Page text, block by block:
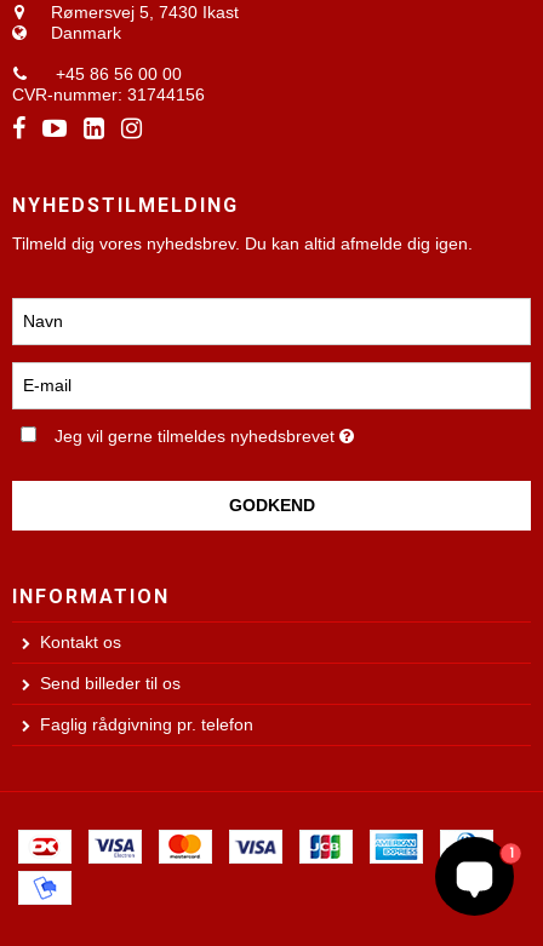
Rømersvej 5, 7430 Ikast
Danmark
+45 86 56 00 00
CVR-nummer: 31744156
NYHEDSTILMELDING
Tilmeld dig vores nyhedsbrev. Du kan altid afmelde dig igen.
Jeg vil gerne tilmeldes nyhedsbrevet
GODKEND
INFORMATION
Kontakt os
Send billeder til os
Faglig rådgivning pr. telefon
1